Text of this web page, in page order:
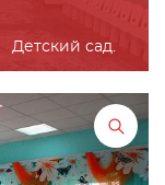
Детский сад.